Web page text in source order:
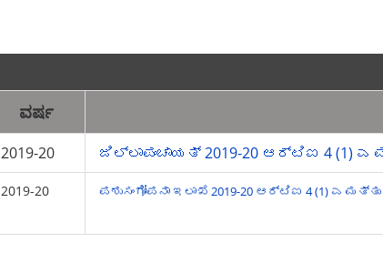
ವರ್ಷ
2019-20 ಜಿಲ್ಲಾಪಂಚಾಯತ್ 2019-20 ಆರ್‌ಟಿಐ 4 (1)
2019-20 ಪಶುಸಂಗೋಪನಾ ಇಲಾಖೆ 2019-20 ಆರ್‌ಟಿಐ 4 (1) ಎ